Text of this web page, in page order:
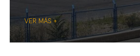
VER MÁS +